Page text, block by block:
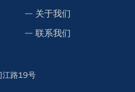
关于我们
联系我们
江路19号